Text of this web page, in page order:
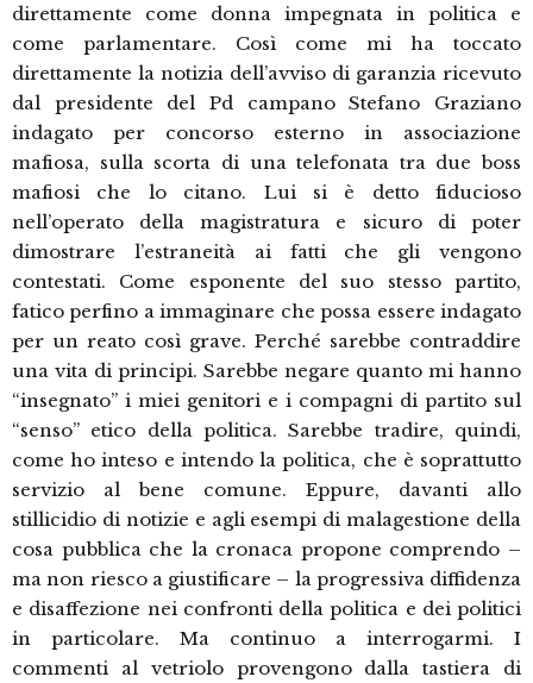
direttamente come donna impegnata in politica e
come parlamentare. Così come mi ha toccato
direttamente la notizia dell’avviso di garanzia ricevuto
dal presidente del Pd campano Stefano Graziano
indagato per concorso esterno in associazione
mafiosa, sulla scorta di una telefonata tra due boss
mafiosi che lo citano. Lui si è detto fiducioso
nell’operato della magistratura e sicuro di poter
dimostrare l’estraneità ai fatti che gli vengono
contestati. Come esponente del suo stesso partito,
fatico perfino a immaginare che possa essere indagato
per un reato così grave. Perché sarebbe contraddire
una vita di principi. Sarebbe negare quanto mi hanno
“insegnato” i miei genitori e i compagni di partito sul
“senso” etico della politica. Sarebbe tradire, quindi,
come ho inteso e intendo la politica, che è soprattutto
servizio al bene comune. Eppure, davanti allo
stillicidio di notizie e agli esempi di malagestione della
cosa pubblica che la cronaca propone comprendo –
ma non riesco a giustificare – la progressiva diffidenza
e disaffezione nei confronti della politica e dei politici
in particolare. Ma continuo a interrogarmi. I
commenti al vetriolo provengono dalla tastiera di